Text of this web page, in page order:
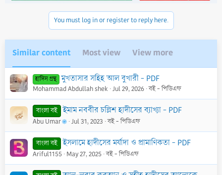
You must log in or register to reply here.
Similar content Most view View more
হাদিস গ্রন্থ মুখতাসার সহিহ আল বুখারী - PDF
Mohammad Abdullah shek Jul 29, 2026 বই - পিডিএফ
বাংলা বই ইমাম নববীর চল্লিশ হাদীসের ব্যাখ্যা - PDF
Abu Umar Jul 31, 2023 বই - পিডিএফ
বাংলা বই ইসলামে হাদীসের মর্যাদা ও প্রামাণিকতা - PDF
Ariful1155 May 27, 2025 বই - পিডিএফ